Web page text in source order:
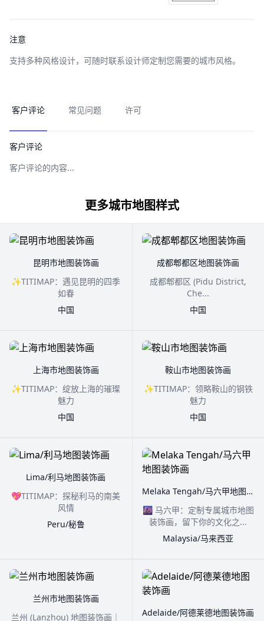
注意
支持多种风格设计，可随时联系设计师定制您需要的城市风格。
客户评论 常见问题 许可
客户评论
客户评论的内容...
更多城市地图样式
昆明市地图装饰画
✨TITIMAP：遇见昆明的四季
如春
中国
成都郫都区地图装饰画
成都郫都区 (Pidu District,
Che...
中国
上海市地图装饰画
✨TITIMAP：绽放上海的璀璨
魅力
中国
鞍山市地图装饰画
✨TITIMAP：领略鞍山的钢铁
魅力
中国
Lima/利马地图装饰画
💖TITIMAP：探秘利马的南美
风情
Peru/秘鲁
Melaka Tengah/马六甲地图装饰画
🌆 马六甲：定制专属城市地图
装饰画，留下你的文化之...
Malaysia/马来西亚
兰州市地图装饰画
兰州 (Lanzhou) 地图装饰画｜
Adelaide/阿德莱德地图装饰画